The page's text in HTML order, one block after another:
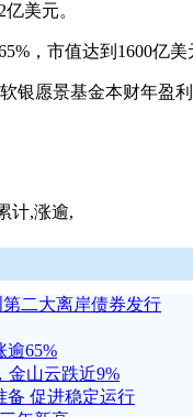
美元。
，市值达到1600亿美
愿景基金本财年盈
计,涨逾,
二大离岸债券发行
逾65%
金山云跌近9%
备 促进稳定运行